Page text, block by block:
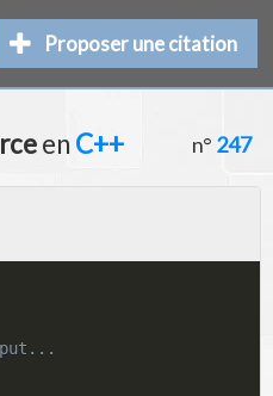
Proposer une citation
en C++ n° 247